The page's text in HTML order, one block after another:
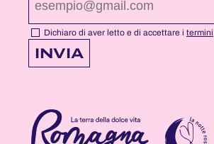
DI
NOTTEROSA
DI
NOTTEROSA
DI
Dichiaro di aver letto e di accettare i termini
INVIA